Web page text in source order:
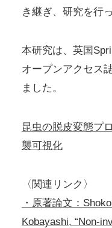
き継ぎ、研究を行
本研究は、英国
オープンアクセス
ました。
昆虫の脱皮変態プ
襲可視化
〈関連リンク〉
・原著論文：
Kobayashi, “Non-